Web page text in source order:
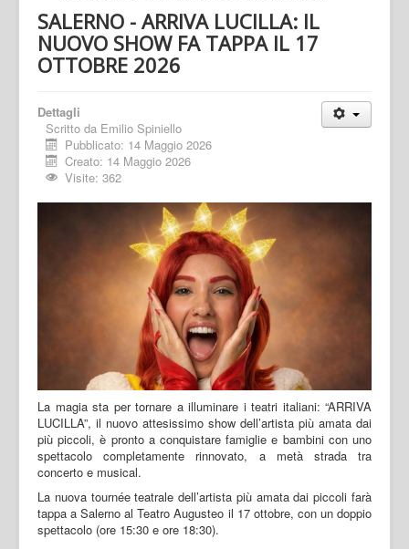
SALERNO - ARRIVA LUCILLA: IL
NUOVO SHOW FA TAPPA IL 17
OTTOBRE 2026
Dettagli
Scritto da Emilio Spiniello
Pubblicato: 14 Maggio 2026
Creato: 14 Maggio 2026
Visite: 362
La magia sta per tornare a illuminare i teatri italiani: “ARRIVA
LUCILLA”, il nuovo attesissimo show dell’artista più amata dai
più piccoli, è pronto a conquistare famiglie e bambini con uno
spettacolo completamente rinnovato, a metà strada tra
concerto e musical.
La nuova tournée teatrale dell’artista più amata dai piccoli farà
tappa a Salerno al Teatro Augusteo il 17 ottobre, con un doppio
spettacolo (ore 15:30 e ore 18:30).